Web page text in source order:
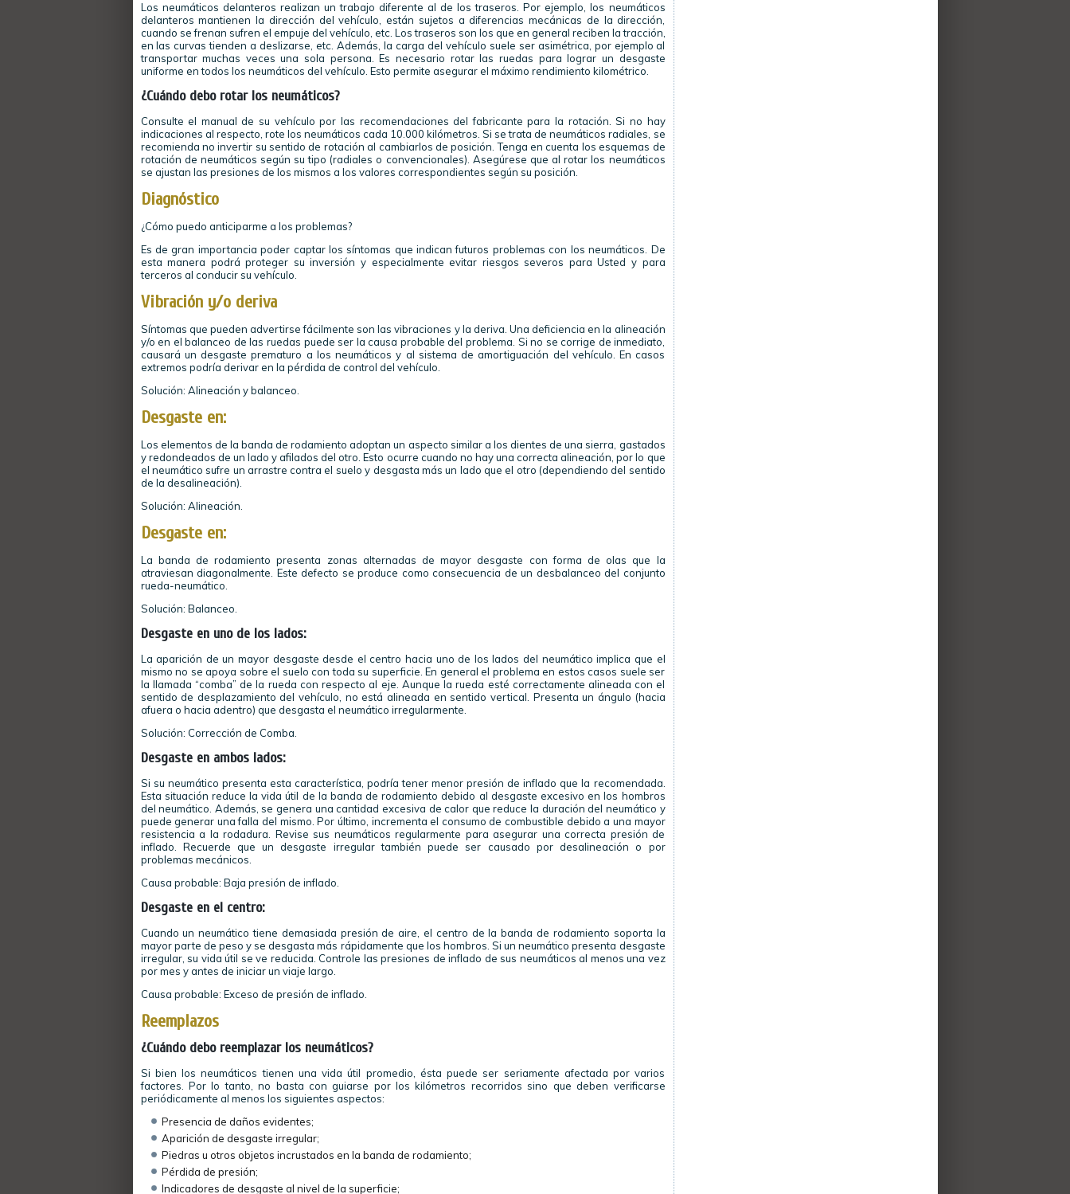
Los neumáticos delanteros realizan un trabajo diferente al de los traseros. Por ejemplo, los neumáticos
delanteros mantienen la dirección del vehículo, están sujetos a diferencias mecánicas de la dirección,
cuando se frenan sufren el empuje del vehículo, etc. Los traseros son los que en general reciben la tracción,
en las curvas tienden a deslizarse, etc. Además, la carga del vehículo suele ser asimétrica, por ejemplo al
transportar muchas veces una sola persona. Es necesario rotar las ruedas para lograr un desgaste
uniforme en todos los neumáticos del vehículo. Esto permite asegurar el máximo rendimiento kilométrico.
¿Cuándo debo rotar los neumáticos?
Consulte el manual de su vehículo por las recomendaciones del fabricante para la rotación. Si no hay
indicaciones al respecto, rote los neumáticos cada 10.000 kilómetros. Si se trata de neumáticos radiales, se
recomienda no invertir su sentido de rotación al cambiarlos de posición. Tenga en cuenta los esquemas de
rotación de neumáticos según su tipo (radiales o convencionales). Asegúrese que al rotar los neumáticos
se ajustan las presiones de los mismos a los valores correspondientes según su posición.
Diagnóstico
¿Cómo puedo anticiparme a los problemas?
Es de gran importancia poder captar los síntomas que indican futuros problemas con los neumáticos. De
esta manera podrá proteger su inversión y especialmente evitar riesgos severos para Usted y para
terceros al conducir su vehículo.
Vibración y/o deriva
Síntomas que pueden advertirse fácilmente son las vibraciones y la deriva. Una deficiencia en la alineación
y/o en el balanceo de las ruedas puede ser la causa probable del problema. Si no se corrige de inmediato,
causará un desgaste prematuro a los neumáticos y al sistema de amortiguación del vehículo. En casos
extremos podría derivar en la pérdida de control del vehículo.
Solución: Alineación y balanceo.
Desgaste en:
Los elementos de la banda de rodamiento adoptan un aspecto similar a los dientes de una sierra, gastados
y redondeados de un lado y afilados del otro. Esto ocurre cuando no hay una correcta alineación, por lo que
el neumático sufre un arrastre contra el suelo y desgasta más un lado que el otro (dependiendo del sentido
de la desalineación).
Solución: Alineación.
Desgaste en:
La banda de rodamiento presenta zonas alternadas de mayor desgaste con forma de olas que la
atraviesan diagonalmente. Este defecto se produce como consecuencia de un desbalanceo del conjunto
rueda-neumático.
Solución: Balanceo.
Desgaste en uno de los lados:
La aparición de un mayor desgaste desde el centro hacia uno de los lados del neumático implica que el
mismo no se apoya sobre el suelo con toda su superficie. En general el problema en estos casos suele ser
la llamada “comba” de la rueda con respecto al eje. Aunque la rueda esté correctamente alineada con el
sentido de desplazamiento del vehículo, no está alineada en sentido vertical. Presenta un ángulo (hacia
afuera o hacia adentro) que desgasta el neumático irregularmente.
Solución: Corrección de Comba.
Desgaste en ambos lados:
Si su neumático presenta esta característica, podría tener menor presión de inflado que la recomendada.
Esta situación reduce la vida útil de la banda de rodamiento debido al desgaste excesivo en los hombros
del neumático. Además, se genera una cantidad excesiva de calor que reduce la duración del neumático y
puede generar una falla del mismo. Por último, incrementa el consumo de combustible debido a una mayor
resistencia a la rodadura. Revise sus neumáticos regularmente para asegurar una correcta presión de
inflado. Recuerde que un desgaste irregular también puede ser causado por desalineación o por
problemas mecánicos.
Causa probable: Baja presión de inflado.
Desgaste en el centro:
Cuando un neumático tiene demasiada presión de aire, el centro de la banda de rodamiento soporta la
mayor parte de peso y se desgasta más rápidamente que los hombros. Si un neumático presenta desgaste
irregular, su vida útil se ve reducida. Controle las presiones de inflado de sus neumáticos al menos una vez
por mes y antes de iniciar un viaje largo.
Causa probable: Exceso de presión de inflado.
Reemplazos
¿Cuándo debo reemplazar los neumáticos?
Si bien los neumáticos tienen una vida útil promedio, ésta puede ser seriamente afectada por varios
factores. Por lo tanto, no basta con guiarse por los kilómetros recorridos sino que deben verificarse
periódicamente al menos los siguientes aspectos:
Presencia de daños evidentes;
Aparición de desgaste irregular;
Piedras u otros objetos incrustados en la banda de rodamiento;
Pérdida de presión;
Indicadores de desgaste al nivel de la superficie;